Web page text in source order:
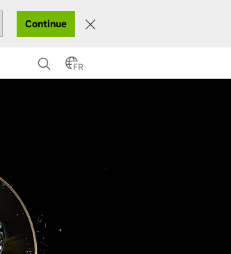
Continue
FR